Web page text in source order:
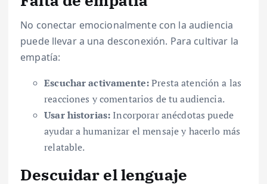
No conectar emocionalmente con la audiencia
puede llevar a una desconexión. Para cultivar la
empatía:
Escuchar activamente:Presta atención a las
reacciones y comentarios de tu audiencia.
Usar historias: Incorporar anécdotas puede
ayudar a humanizar el mensaje y hacerlo más
relatable.
Descuidar el lenguaje